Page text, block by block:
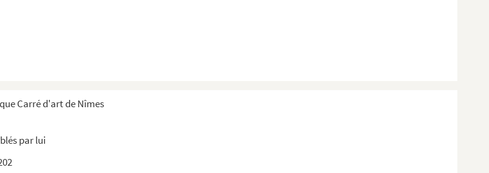
Carré d'art de Nîmes
par lui
à 1766.
par Mathieu Mistrau.